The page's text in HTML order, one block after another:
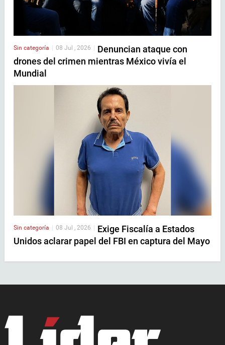
Sin categoría 08 Jul , 2026
Denuncian ataque con
drones del crimen mientras México vivía el
Mundial
Sin categoría | 08 Jul , 2026 | Exige Fiscalía a Estados
Unidos aclarar papel del FBI en captura del Mayo